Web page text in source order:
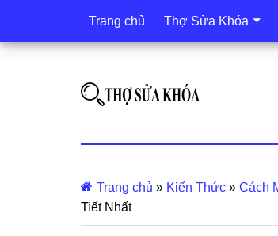
Trang chủ Thợ Sửa Khóa
Trang chủ » Kiến Thức » Cách
Tiết Nhất